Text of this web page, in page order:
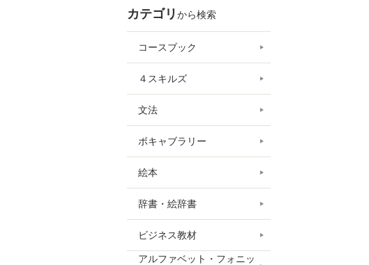
カテゴリ から検索
コースブック
４スキルズ
文法
ボキャブラリー
絵本
辞書・絵辞書
ビジネス教材
アルファベット・フォニッ